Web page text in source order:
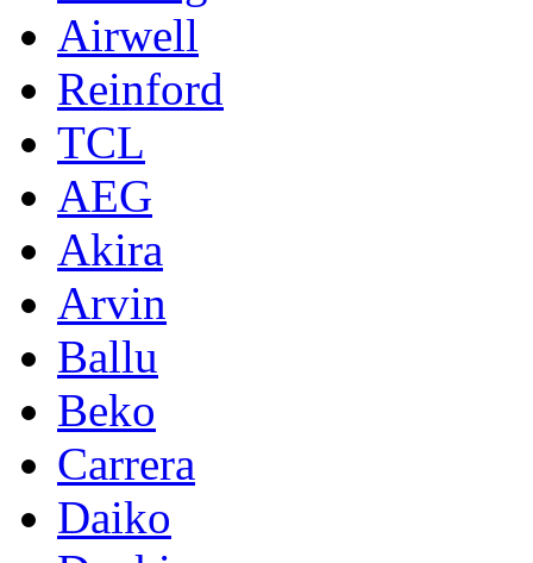
Airwell
Reinford
TCL
AEG
Akira
Arvin
Ballu
Beko
Carrera
Daiko